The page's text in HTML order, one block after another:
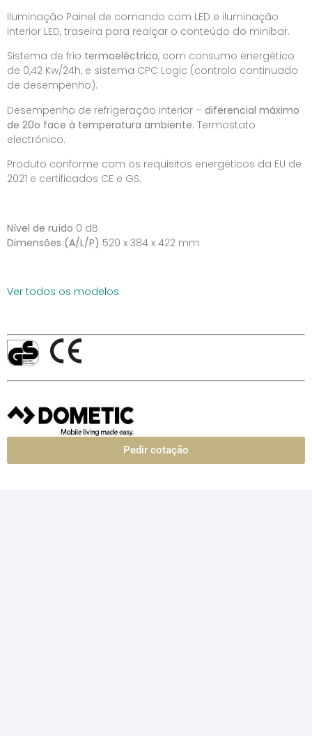
Iluminação Painel de comando com LED e iluminação
interior LED, traseira para realçar o conteúdo do minibar.
Sistema de frio termoeléctrico, com consumo energético
de 0,42 Kw/24h, e sistema CPC Logic (controlo continuado
de desempenho).
Desempenho de refrigeração interior – diferencial máximo
de 20o face à temperatura ambiente. Termostato
electrónico.
Produto conforme com os requisitos energéticos da EU de
2021 e certificados CE e GS.
Nível de ruído 0 dB
Dimensões (A/L/P) 520 x 384 x 422 mm
Ver todos os modelos
Pedir cotação